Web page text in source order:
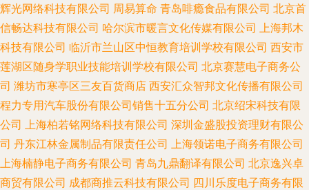
辉光网络科技有限公司 周易算命 青岛啡瘾食品有限公司 北京首
信畅达科技有限公司 哈尔滨市暖言文化传媒有限公司 上海邦木
科技有限公司 临沂市兰山区中恒教育培训学校有限公司 西安市
莲湖区随身学职业技能培训学校有限公司 北京赛慧电子商务公
司 潍坊市寒亭区三友百货商店 西安汇众智邦文化传播有限公司
程力专用汽车股份有限公司销售十五分公司 北京绍宋科技有限
公司 上海柏若铭网络科技有限公司 深圳金盛股投资理财有限公
司 丹东江林金属制品有限责任公司 上海领诺电子商务有限公司
上海楠静电子商务有限公司 青岛九鼎翻译有限公司 北京逸兴卓
商贸有限公司 成都商推云科技有限公司 四川乐度电子商务有限